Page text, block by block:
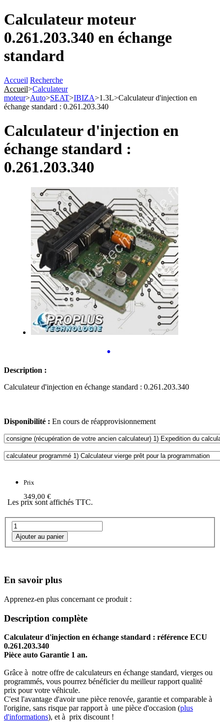
Calculateur moteur
0.261.203.340 en échange
standard
Accueil Recherche
Accueil>Calculateur
moteur>Auto>SEAT>IBIZA>1.3L>Calculateur d'injection en
échange standard : 0.261.203.340
Calculateur d'injection en
échange standard :
0.261.203.340
•
Description :
Calculateur d'injection en échange standard : 0.261.203.340
Disponibilité : En cours de réapprovisionnement
Prix
349,00 €
Les prix sont affichés TTC.
En savoir plus
Apprenez-en plus concernant ce produit :
Description complète
Calculateur d'injection en échange standard : référence ECU
0.261.203.340
Pièce auto Garantie 1 an.
Grâce à notre offre de calculateurs en échange standard, vierges ou
programmés, vous pourrez bénéficier du meilleur rapport qualité
prix pour votre véhicule.
C'est l'avantage d'avoir une pièce renovée, garantie et comparable à
l'origine, sans risque par rapport à une pièce d'occasion (plus
d'informations), et à prix discount !